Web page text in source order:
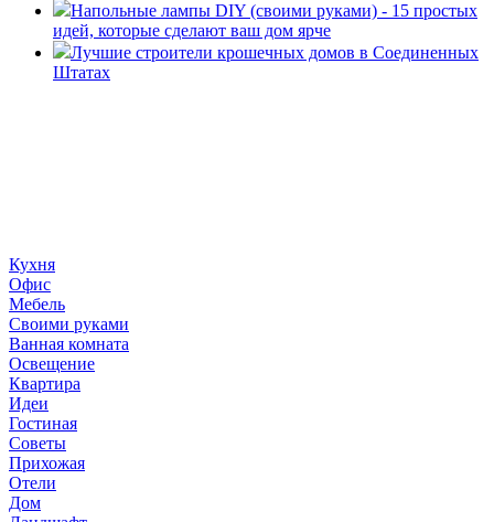
Напольные лампы DIY (своими руками) - 15 простых
идей, которые сделают ваш дом ярче
Лучшие строители крошечных домов в Соединенных
Штатах
Кухня
Офис
Мебель
Своими руками
Ванная комната
Освещение
Квартира
Идеи
Гостиная
Советы
Прихожая
Отели
Дом